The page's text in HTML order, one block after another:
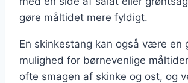
gøre måltidet mere fyldigt.
En skinkestang kan også være en
mulighed for børnevenlige
ofte smagen af skinke og ost, og